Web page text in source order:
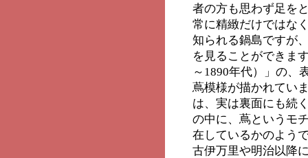
者の方も思わず足を
常に精緻だけではな
知られる鍋島ですが
を見ることができま
～1890年代）」の、
蔦模様が描かれてい
は、実は裏面にも続
の中に、蔦というモ
在しているかのよう
古伊万里や明治以降